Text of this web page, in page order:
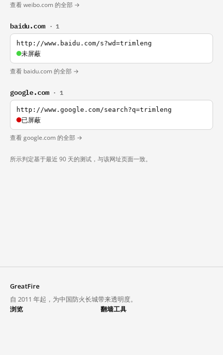
查看 weibo.com 的全部 →
baidu.com · 1
http://www.baidu.com/s?wd=trimleng
未屏蔽
查看 baidu.com 的全部 →
google.com · 1
http://www.google.com/search?q=trimleng
已屏蔽
查看 google.com 的全部 →
所示判定基于最近 90 天的测试，与该网址页面一致。
GreatFire
自 2011 年起，为中国防火长城带来透明度。
浏览
翻墙工具